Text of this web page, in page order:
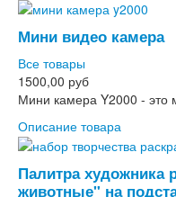
Мини видео камера
Все товары
1500,00 руб
Мини камера Y2000 - это
Описание товара
Палитра художника
животные" на